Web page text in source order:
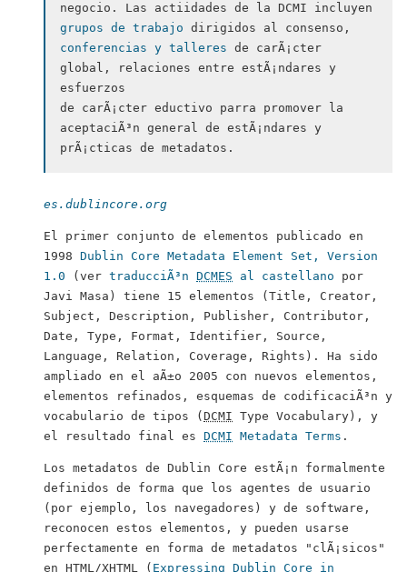
negocio. Las actiidades de la DCMI incluyen
grupos de trabajo dirigidos al consenso,
conferencias y talleres de carÃ¡cter
global, relaciones entre estÃ¡ndares y
esfuerzos
de carÃ¡cter eductivo parra promover la
aceptaciÃ³n general de estÃ¡ndares y
prÃ¡cticas de metadatos.
es.dublincore.org
El primer conjunto de elementos publicado en
1998 Dublin Core Metadata Element Set, Version
1.0 (ver traducciÃ³n DCMES al castellano por
Javi Masa) tiene 15 elementos ( Title, Creator,
Subject, Description, Publisher, Contributor,
Date, Type, Format, Identifier, Source,
Language, Relation, Coverage, Rights ). Ha sido
ampliado en el aÃ±o 2005 con nuevos elementos,
elementos refinados, esquemas de codificaciÃ³n y
vocabulario de tipos ( DCMI Type Vocabulary ), y
el resultado final es DCMI Metadata Terms .
Los metadatos de Dublin Core estÃ¡n formalmente
definidos de forma que los agentes de usuario
(por ejemplo, los navegadores) y de software,
reconocen estos elementos, y pueden usarse
perfectamente en forma de metadatos "clÃ¡sicos"
en HTML/XHTML ( Expressing Dublin Core in